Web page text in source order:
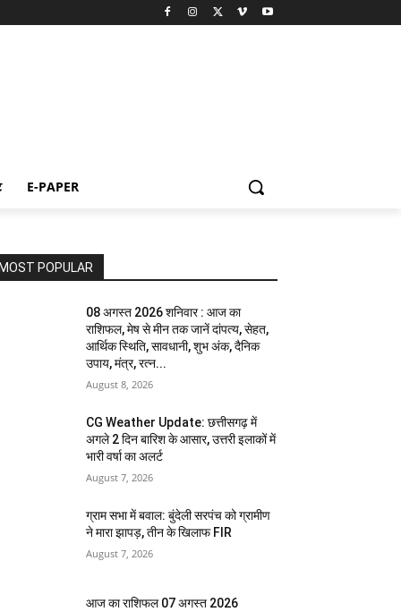
E-PAPER
MOST POPULAR
08 अगस्त 2026 शनिवार : आज का
राशिफल, मेष से मीन तक जानें दांपत्य, सेहत,
आर्थिक स्थिति, सावधानी, शुभ अंक, दैनिक
उपाय, मंत्र, रत्न...
August 8, 2026
CG Weather Update: छत्तीसगढ़ में
अगले 2 दिन बारिश के आसार, उत्तरी इलाकों में
भारी वर्षा का अलर्ट
August 7, 2026
ग्राम सभा में बवाल: बुंदेली सरपंच को ग्रामीण
ने मारा झापड़, तीन के खिलाफ FIR
August 7, 2026
आज का राशिफल 07 अगस्त 2026